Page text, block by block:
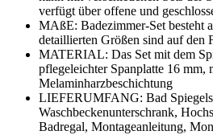
verfügt über offene und
MAßE: Badezimmer-Set besteht
detaillierten Größen sind auf den
MATERIAL: Das Set mit dem
pflegeleichter Spanplatte 16 mm,
Melaminharzbeschichtung
LIEFERUMFANG: Bad
Waschbeckenunterschrank,
Badregal, Montageanleitung,